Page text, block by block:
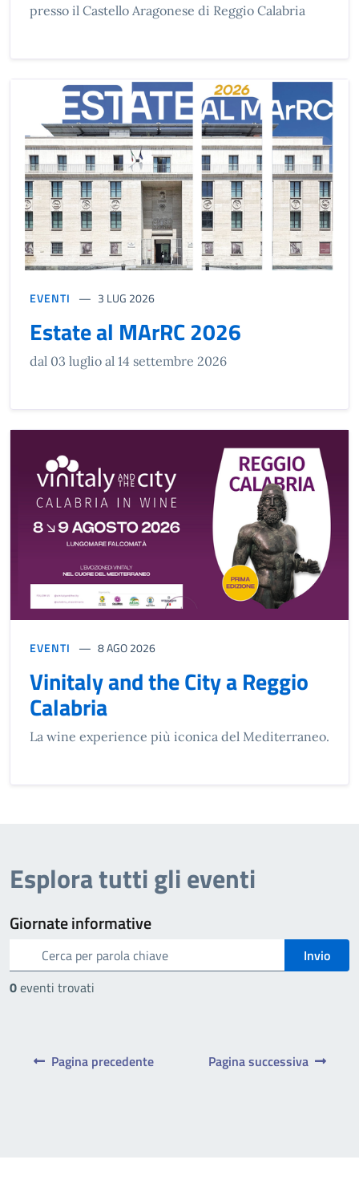
presso il Castello Aragonese di Reggio Calabria
EVENTI 3 LUG 2026
Estate al MArRC 2026
dal 03 luglio al 14 settembre 2026
EVENTI 8 AGO 2026
Vinitaly and the City a Reggio
Calabria
La wine experience più iconica del Mediterraneo.
Esplora tutti gli eventi
Giornate informative
Invio
0eventi trovati
Pagina precedente Pagina successiva